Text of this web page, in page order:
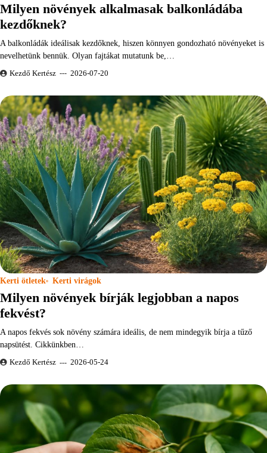
Milyen növények alkalmasak balkonládába
kezdőknek?
A balkonládák ideálisak kezdőknek, hiszen könnyen gondozható növényeket is
nevelhetünk bennük. Olyan fajtákat mutatunk be,…
Kezdő Kertész 2026-07-20
Kerti ötletek Kerti virágok
Milyen növények bírják legjobban a napos
fekvést?
A napos fekvés sok növény számára ideális, de nem mindegyik bírja a tűző
napsütést. Cikkünkben…
Kezdő Kertész 2026-05-24